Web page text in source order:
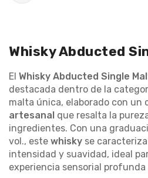
Whisky Abducted
El Whisky Abducted Single
destacada dentro de la
malta única, elaborado con un
artesanal que resalta la
ingredientes. Con una
vol., este whisky se
intensidad y suavidad, ideal
experiencia sensorial